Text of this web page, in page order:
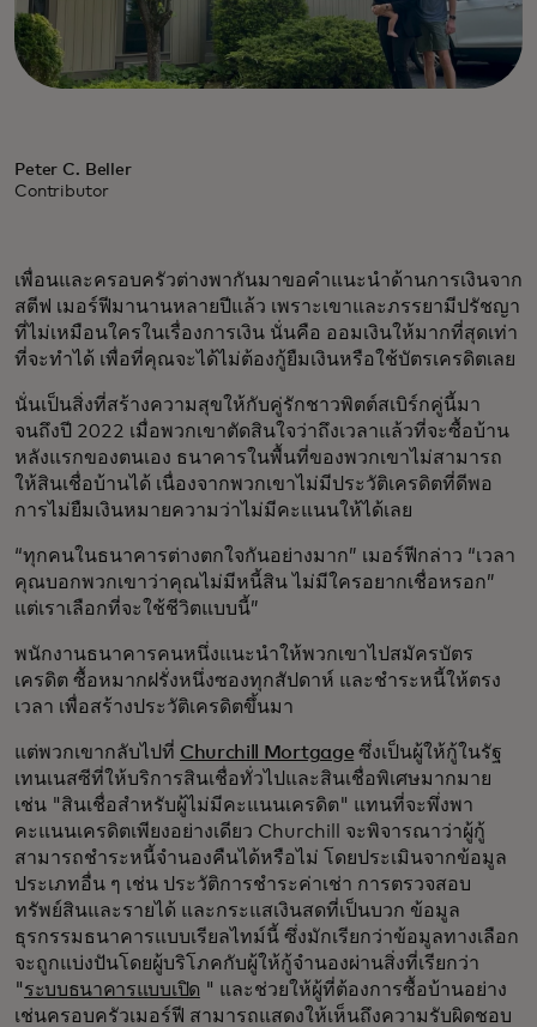
Peter C. Beller
Contributor
เพื่อนและครอบครัวต่างพากันมาขอคำแนะนำด้านการเงินจาก
สตีฟ เมอร์ฟีมานานหลายปีแล้ว เพราะเขาและภรรยามีปรัชญา
ที่ไม่เหมือนใครในเรื่องการเงิน นั่นคือ ออมเงินให้มากที่สุดเท่า
ที่จะทำได้ เพื่อที่คุณจะได้ไม่ต้องกู้ยืมเงินหรือใช้บัตรเครดิตเลย
นั่นเป็นสิ่งที่สร้างความสุขให้กับคู่รักชาวพิตต์สเบิร์กคู่นี้มา
จนถึงปี 2022 เมื่อพวกเขาตัดสินใจว่าถึงเวลาแล้วที่จะซื้อบ้าน
หลังแรกของตนเอง ธนาคารในพื้นที่ของพวกเขาไม่สามารถ
ให้สินเชื่อบ้านได้ เนื่องจากพวกเขาไม่มีประวัติเครดิตที่ดีพอ
การไม่ยืมเงินหมายความว่าไม่มีคะแนนให้ได้เลย
“ทุกคนในธนาคารต่างตกใจกันอย่างมาก” เมอร์ฟีกล่าว “เวลา
คุณบอกพวกเขาว่าคุณไม่มีหนี้สิน ไม่มีใครอยากเชื่อหรอก”
แต่เราเลือกที่จะใช้ชีวิตแบบนี้”
พนักงานธนาคารคนหนึ่งแนะนำให้พวกเขาไปสมัครบัตร
เครดิต ซื้อหมากฝรั่งหนึ่งซองทุกสัปดาห์ และชำระหนี้ให้ตรง
เวลา เพื่อสร้างประวัติเครดิตขึ้นมา
แต่พวกเขากลับไปที่ Churchill Mortgage ซึ่งเป็นผู้ให้กู้ในรัฐ
เทนเนสซีที่ให้บริการสินเชื่อทั่วไปและสินเชื่อพิเศษมากมาย
เช่น "สินเชื่อสำหรับผู้ไม่มีคะแนนเครดิต" แทนที่จะพึ่งพา
คะแนนเครดิตเพียงอย่างเดียว Churchill จะพิจารณาว่าผู้กู้
สามารถชำระหนี้จำนองคืนได้หรือไม่ โดยประเมินจากข้อมูล
ประเภทอื่น ๆ เช่น ประวัติการชำระค่าเช่า การตรวจสอบ
ทรัพย์สินและรายได้ และกระแสเงินสดที่เป็นบวก ข้อมูล
ธุรกรรมธนาคารแบบเรียลไทม์นี้ ซึ่งมักเรียกว่าข้อมูลทางเลือก
จะถูกแบ่งปันโดยผู้บริโภคกับผู้ให้กู้จำนองผ่านสิ่งที่เรียกว่า
"ระบบธนาคารแบบเปิด " และช่วยให้ผู้ที่ต้องการซื้อบ้านอย่าง
เช่นครอบครัวเมอร์ฟี สามารถแสดงให้เห็นถึงความรับผิดชอบ